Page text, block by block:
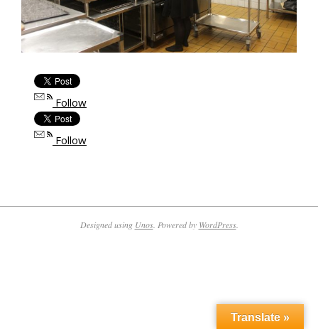
Follow
Follow
05-
Designed using Unos. Powered by WordPress.
Translate »